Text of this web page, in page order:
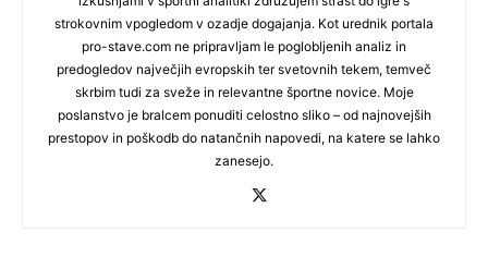
strokovnim vpogledom v ozadje dogajanja. Kot urednik portala
pro-stave.com ne pripravljam le poglobljenih analiz in
predogledov največjih evropskih ter svetovnih tekem, temveč
skrbim tudi za sveže in relevantne športne novice. Moje
poslanstvo je bralcem ponuditi celostno sliko – od najnovejših
prestopov in poškodb do natančnih napovedi, na katere se lahko
zanesejo.